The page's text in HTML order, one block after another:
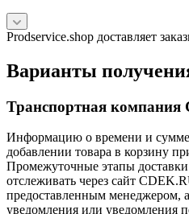
Prodservice.shop доставляет
Варианты
Транспортная компания
Информацию о времени и
добавлении товара в корзину
Промежуточные этапы
отслеживать через сайт
предоставленным менеджером,
уведомления или уведомления